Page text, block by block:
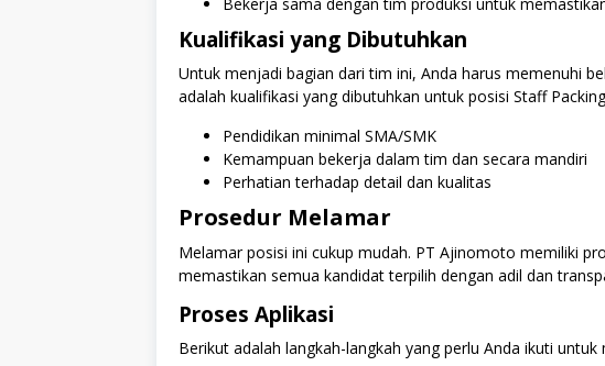
Kualifikasi yang Dibutuhkan
Untuk menjadi bagian dari tim ini, Anda harus memenuhi
adalah kualifikasi yang dibutuhkan untuk posisi Staff
Pendidikan minimal SMA/SMK
Kemampuan bekerja dalam tim dan secara mandiri
Perhatian terhadap detail dan kualitas
Prosedur Melamar
Melamar posisi ini cukup mudah. PT Ajinomoto memiliki
memastikan semua kandidat terpilih dengan adil dan
Proses Aplikasi
Berikut adalah langkah-langkah yang perlu Anda ikuti